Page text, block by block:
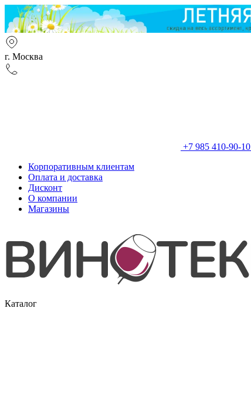
г. Москва
+7 985 410-90-10
Корпоративным клиентам
Оплата и доставка
Дисконт
О компании
Магазины
Каталог